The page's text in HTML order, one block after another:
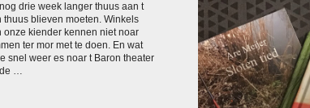
drie week langer thuus aan t
thuus blieven moeten. Winkels
onze kiender kennen niet noar
ter mor met te doen. En wat
snel weer es noar t Baron theater
de …